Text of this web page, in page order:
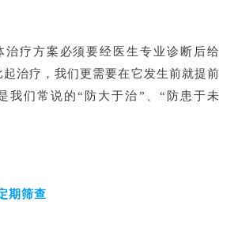
治疗方案必须要经医生专业诊断后给
治疗，我们更需要在它发生前就提前
我们常说的“防大于治”、“防患于未
期筛查